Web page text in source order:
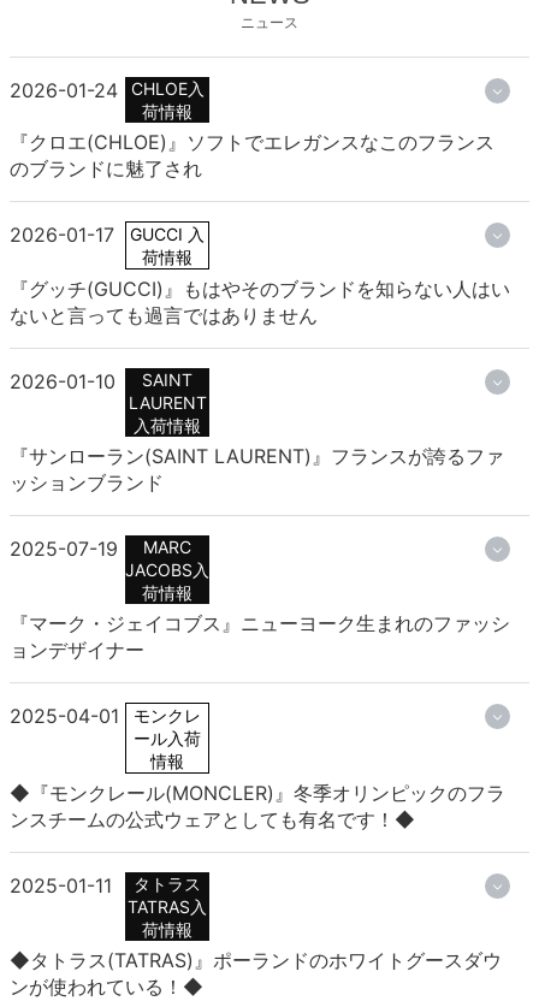
ニュース
2026-01-24
CHLOE入
荷情報
『クロエ(CHLOE)』ソフトでエレガンスなこのフランス
のブランドに魅了され
2026-01-17
GUCCI 入
荷情報
『グッチ(GUCCI)』もはやそのブランドを知らない人はい
ないと言っても過言ではありません
2026-01-10
SAINT
LAURENT
入荷情報
『サンローラン(SAINT LAURENT)』フランスが誇るファ
ッションブランド
2025-07-19
MARC
JACOBS入
荷情報
『マーク・ジェイコブス』ニューヨーク生まれのファッシ
ョンデザイナー
2025-04-01
モンクレ
ール入荷
情報
◆『モンクレール(MONCLER)』冬季オリンピックのフラ
ンスチームの公式ウェアとしても有名です！◆
2025-01-11
タトラス
TATRAS入
荷情報
◆タトラス(TATRAS)』ポーランドのホワイトグースダウ
ンが使われている！◆